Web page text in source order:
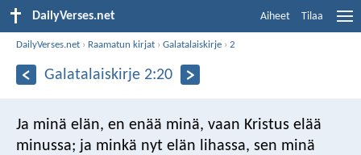
DailyVerses.net Aiheet Tilaa
DailyVerses.net › Raamatun kirjat ›Galatalaiskirje ›2
Galatalaiskirje 2:20
Ja minä elän, en enää minä, vaan Kristus elää
minussa; ja minkä nyt elän lihassa, sen minä